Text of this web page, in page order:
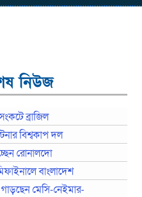
নিউজ
ব্রাজিল
বিশ্বকাপ দল
রোনালদো
বাংলাদেশ
গাড়ছেন মেসি-নেইমার-